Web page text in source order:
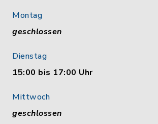
Montag
geschlossen
Dienstag
15:00 bis 17:00 Uhr
Mittwoch
geschlossen